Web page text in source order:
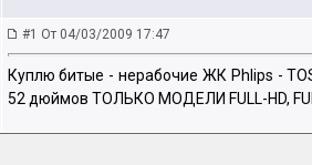
#1 От 04/03/2009 17:47
Куплю битые - нерабочие ЖК Phlips -
52 дюймов ТОЛЬКО МОДЕЛИ FULL-HD,